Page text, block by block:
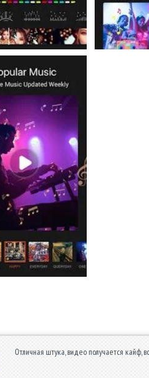
Отличная штука, видео получается кайф,